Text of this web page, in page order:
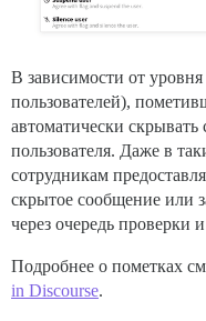
В зависимости от
пользователей),
автоматически
пользователя. Даже в
сотрудникам
скрытое сообщение или
через очередь проверки
Подробнее о пометках
in Discourse.